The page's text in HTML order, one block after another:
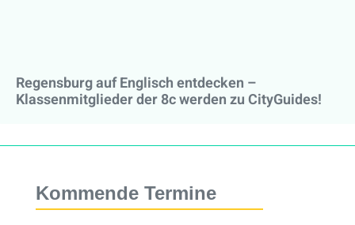
Regensburg auf Englisch entdecken –
Klassenmitglieder der 8c werden zu CityGuides!
Kommende Termine